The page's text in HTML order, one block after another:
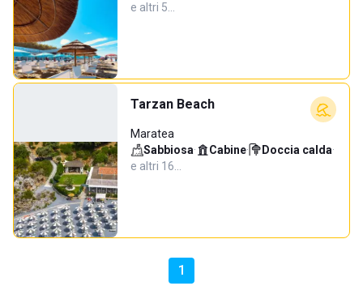
e altri 5…
Tarzan Beach
Maratea
Sabbiosa· Cabine· Doccia calda·
e altri 16…
1